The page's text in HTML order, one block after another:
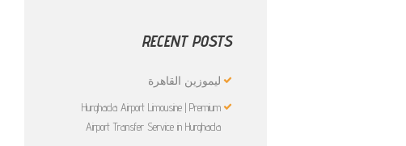
RECENT POSTS
ليموزين القاهرة
Hurghada Airport Limousine | Premium
Airport Transfer Service in Hurghada